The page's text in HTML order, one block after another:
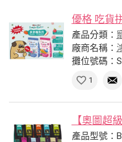
優格 吃貨
產品分類：
廠商名稱：
攤位號碼：
1
【奧圖超
產品型號：